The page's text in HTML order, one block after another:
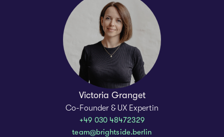
Victoria Granget
Co-Founder & UX Expertin
+49 030 48472329
team@brightside.berlin